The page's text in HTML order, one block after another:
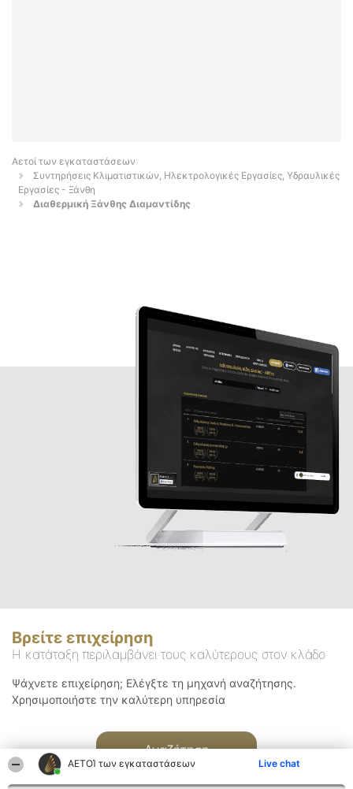
ΑΕΤΟΊ των εγκαταστάσεων Live chat
Αετοί των εγκαταστάσεων
Συντηρήσεις Κλιματιστικών, Ηλεκτρολογικές Εργασίες, Υδραυλικές
Εργασίες - Ξάνθη
Διαθερμική Ξάνθης Διαμαντίδης
Βρείτε επιχείρηση
Η κατάταξη περιλαμβάνει τους καλύτερους στον κλάδο
Ψάχνετε επιχείρηση; Ελέγξτε τη μηχανή αναζήτησης.
Χρησιμοποιήστε την καλύτερη υπηρεσία
Αναζήτηση